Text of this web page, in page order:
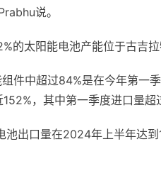
说。
太阳能电池产能位于古吉拉
件中超过84%是在今年第一
，其中第一季度进口量超
出口量在2024年上半年达到